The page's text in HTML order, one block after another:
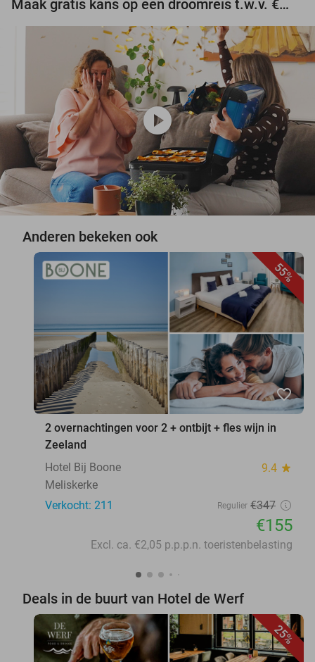
Maak gratis kans op een droomreis t.w.v. €3.000!
play_circle
Anderen bekeken ook
55%
favorite_border
2 overnachtingen voor 2 + ontbijt + fles wijn in
Zeeland
Hotel Bij Boone
9.4 star
Meliskerke
Verkocht: 211
Regulier €347
€155
Excl. ca. €2,05 p.p.p.n. toeristenbelasting
Deals in de buurt van Hotel de Werf
25%